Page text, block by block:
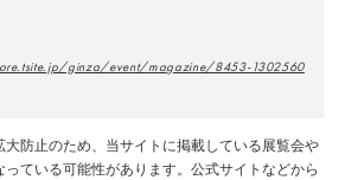
ginza/event/magazine/8453-1302560
防止のため、当サイトに掲載している展覧会や
ている可能性があります。公式サイトなどから